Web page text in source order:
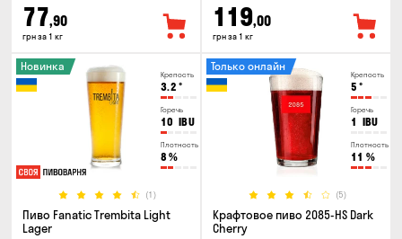
77,90
грн за 1 кг
119,00
грн за 1 кг
Крепость
3.2 °
Горечь
10 IBU
Плотность
8 %
(1)
Новинка
Пиво Fanatic Trembita Light
Lager
Крепость
5 °
Горечь
1 IBU
Плотность
11 %
(5)
Только онлайн
Крафтовое пиво 2085-HS Dark
Cherry